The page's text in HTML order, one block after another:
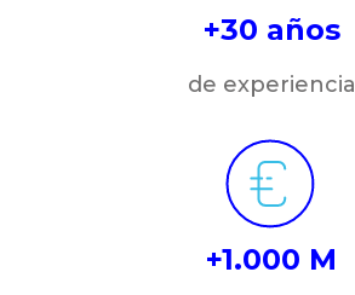
+30 años
de experiencia
+1.000 M